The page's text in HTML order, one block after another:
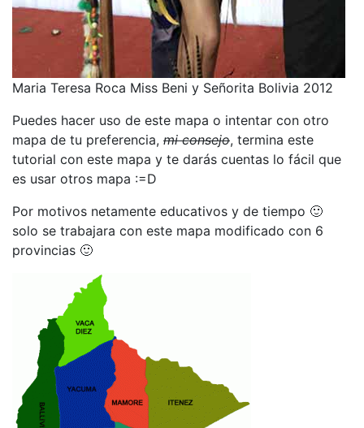
Maria Teresa Roca Miss Beni y Señorita Bolivia 2012
Puedes hacer uso de este mapa o intentar con otro
mapa de tu preferencia, mi consejo, termina este
tutorial con este mapa y te darás cuentas lo fácil que
es usar otros mapa :=D
Por motivos netamente educativos y de tiempo 🙂
solo se trabajara con este mapa modificado con 6
provincias 🙂